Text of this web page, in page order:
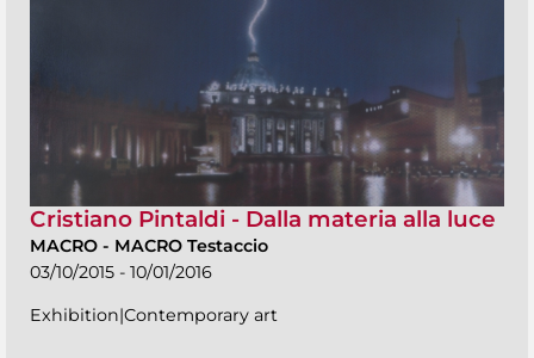
Cristiano Pintaldi - Dalla materia alla luce
MACRO - MACRO Testaccio
03/10/2015 - 10/01/2016
Exhibition|Contemporary art